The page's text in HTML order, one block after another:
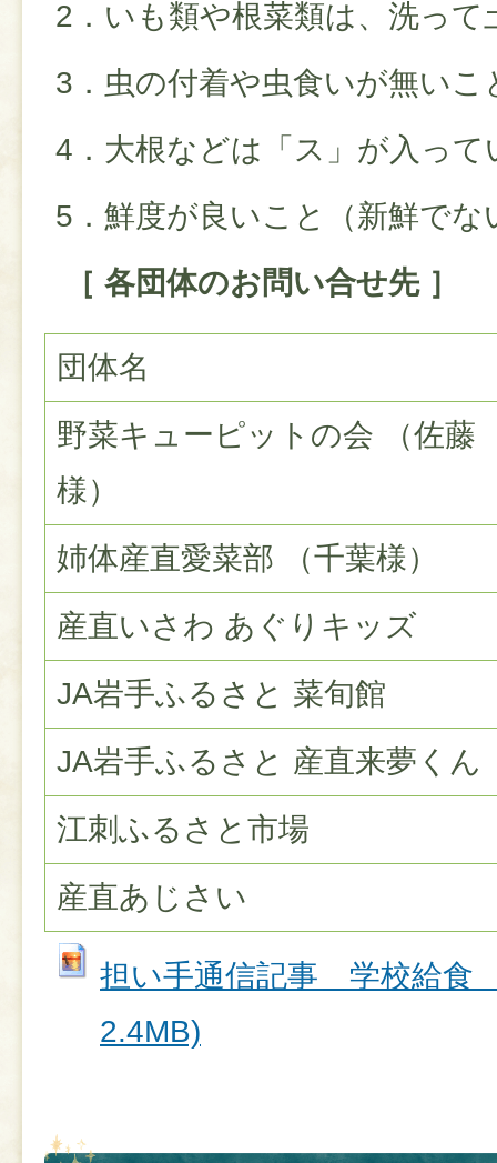
2．いも類や根菜類は、洗って
3．虫の付着や虫食いが無いこ
4．大根などは「ス」が入って
5．鮮度が良いこと（新鮮でな
［ 各団体のお問い合せ先 ］
団体名
野菜キューピットの会 （佐藤
様）
姉体産直愛菜部 （千葉様）
産直いさわ あぐりキッズ
JA岩手ふるさと 菜旬館
JA岩手ふるさと 産直来夢くん
江刺ふるさと市場
産直あじさい
担い手通信記事＿学校給食
2.4MB)